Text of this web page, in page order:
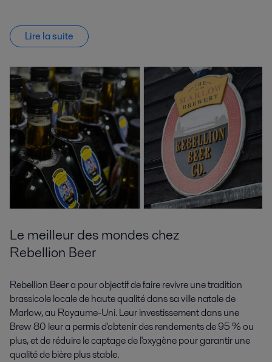
Lire la suite
Le meilleur des mondes chez
Rebellion Beer
Rebellion Beer a pour objectif de faire revivre une tradition
brassicole locale de haute qualité dans sa ville natale de
Marlow, au Royaume-Uni. Leur investissement dans une
Brew 80 leur a permis d'obtenir des rendements de 95 % ou
plus, et de réduire le captage de l'oxygène pour garantir une
qualité de bière plus stable.